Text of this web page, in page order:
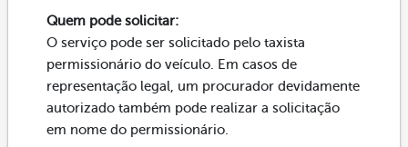
Quem pode solicitar:
O serviço pode ser solicitado pelo taxista
permissionário do veículo. Em casos de
representação legal, um procurador devidamente
autorizado também pode realizar a solicitação
em nome do permissionário.